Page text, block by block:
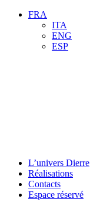
FRA
ITA
ENG
ESP
L’univers Dierre
Réalisations
Contacts
Espace réservé